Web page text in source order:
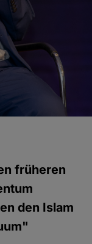
früheren
den Islam